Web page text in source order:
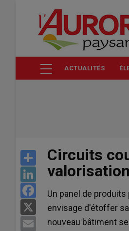
contenu
ACTUALITÉS
Share
LinkedIn
Facebook
Email
Circuits
valorisation
Un panel de
envisage d'étoffer
nouveau bâtiment